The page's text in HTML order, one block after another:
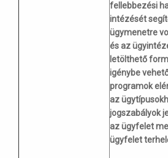
fellebbezési
intézését
ügymenetre
és az
letölthető
igénybe
programok
az
jogszabályok
az ügyfelet
ügyfelet